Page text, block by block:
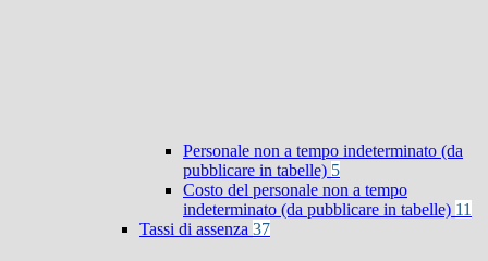
Personale non a tempo indeterminato (da
pubblicare in tabelle) 5
Costo del personale non a tempo
indeterminato (da pubblicare in tabelle) 11
Tassi di assenza 37